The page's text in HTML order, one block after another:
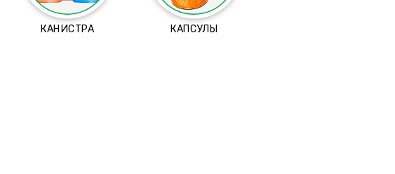
КАНИСТРА КАПСУЛЫ